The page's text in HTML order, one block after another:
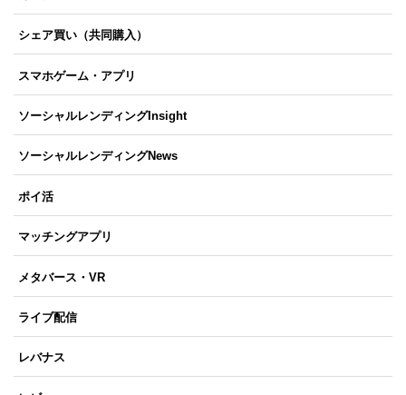
シェア買い（共同購入）
スマホゲーム・アプリ
ソーシャルレンディングInsight
ソーシャルレンディングNews
ポイ活
マッチングアプリ
メタバース・VR
ライブ配信
レバナス